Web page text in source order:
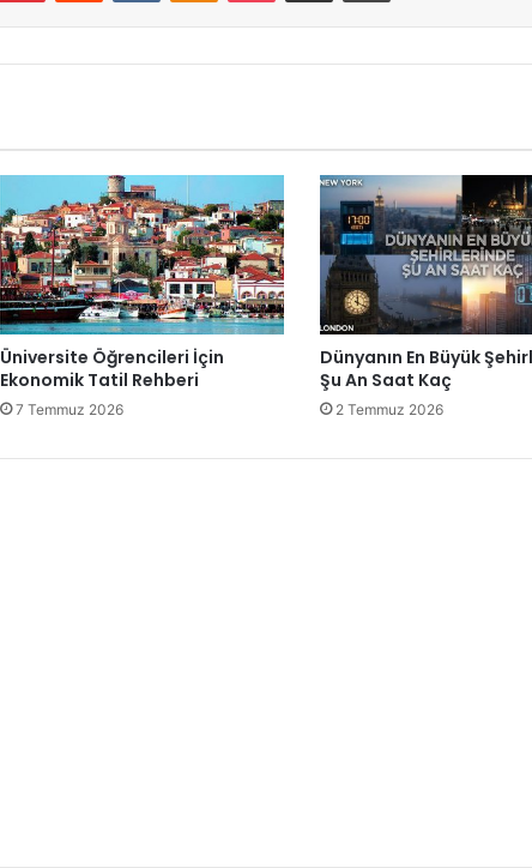
Üniversite Öğrencileri İçin
Ekonomik Tatil Rehberi
7 Temmuz 2026
Dünyanın En Büyük
Şu An Saat Kaç
2 Temmuz 2026